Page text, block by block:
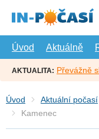
hlavní
Úvod
Aktuálně
AKTUALITA: Převážně
Úvod Aktuální počasí
Kamenec